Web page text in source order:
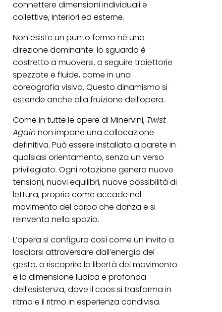
connettere dimensioni individuali e
collettive, interiori ed esterne.
Non esiste un punto fermo né una
direzione dominante: lo sguardo è
costretto a muoversi, a seguire traiettorie
spezzate e fluide, come in una
coreografia visiva. Questo dinamismo si
estende anche alla fruizione dell’opera.
Come in tutte le opere di Minervini, Twist
Again non impone una collocazione
definitiva. Può essere installata a parete in
qualsiasi orientamento, senza un verso
privilegiato. Ogni rotazione genera nuove
tensioni, nuovi equilibri, nuove possibilità di
lettura, proprio come accade nel
movimento del corpo che danza e si
reinventa nello spazio.
L’opera si configura così come un invito a
lasciarsi attraversare dall’energia del
gesto, a riscoprire la libertà del movimento
e la dimensione ludica e profonda
dell’esistenza, dove il caos si trasforma in
ritmo e il ritmo in esperienza condivisa.